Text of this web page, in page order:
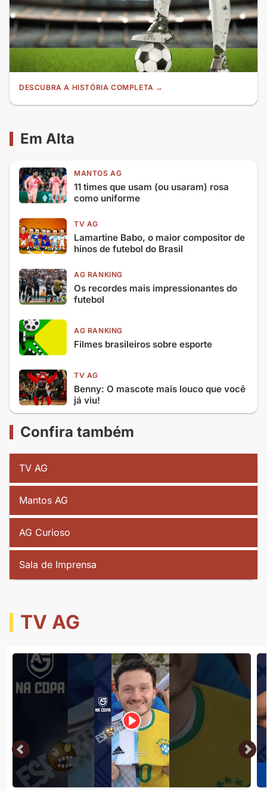
DESCUBRA A HISTÓRIA COMPLETA →
Em Alta
MANTOS AG
11 times que usam (ou usaram) rosa
como uniforme
TV AG
Lamartine Babo, o maior compositor de
hinos de futebol do Brasil
AG RANKING
Os recordes mais impressionantes do
futebol
AG RANKING
Filmes brasileiros sobre esporte
TV AG
Benny: O mascote mais louco que você
já viu!
Confira também
TV AG
Mantos AG
AG Curioso
Sala de Imprensa
TV AG